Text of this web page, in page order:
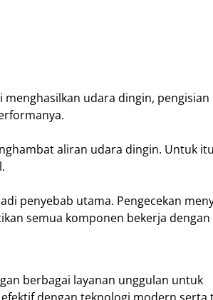
menghasilkan udara dingin, pengisian
aliran udara dingin. Untuk
penyebab utama. Pengecekan
semua komponen bekerja dengan
berbagai layanan unggulan untuk